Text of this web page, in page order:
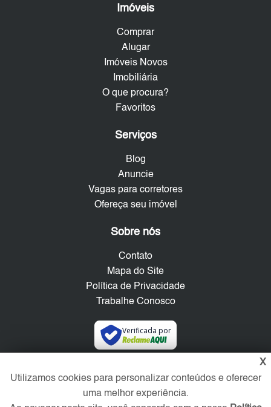
Imóveis
Comprar
Alugar
Imóveis Novos
Imobiliária
O que procura?
Favoritos
Serviços
Blog
Anuncie
Vagas para corretores
Ofereça seu imóvel
Sobre nós
Contato
Mapa do Site
Política de Privacidade
Trabalhe Conosco
Verificada por
Redes Sociais
X
Utilizamos cookies para personalizar conteúdos e oferecer
uma melhor experiência.